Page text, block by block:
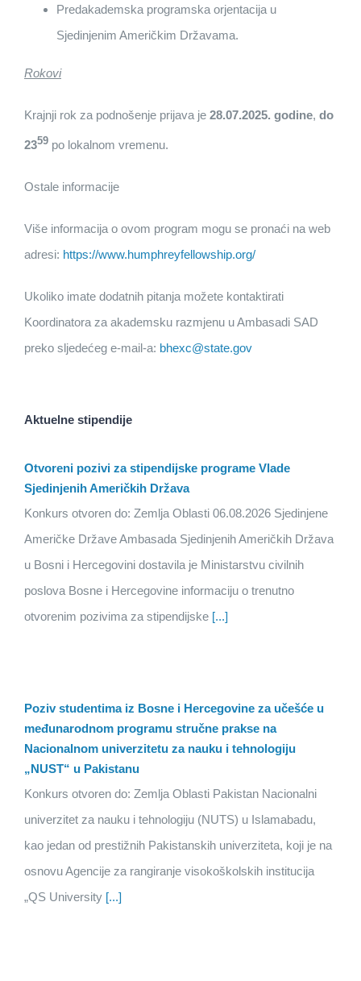
Predakademska programska orjentacija u
Sjedinjenim Američkim Državama.
Rokovi
Krajnji rok za podnošenje prijava je 28.07.2025. godine, do
2359 po lokalnom vremenu.
Ostale informacije
Više informacija o ovom program mogu se pronaći na web
adresi: https://www.humphreyfellowship.org/
Ukoliko imate dodatnih pitanja možete kontaktirati
Koordinatora za akademsku razmjenu u Ambasadi SAD
preko sljedećeg e-mail-a: bhexc@state.gov
Aktuelne stipendije
Otvoreni pozivi za stipendijske programe Vlade
Sjedinjenih Američkih Država
Konkurs otvoren do: Zemlja Oblasti 06.08.2026 Sjedinjene
Američke Države Ambasada Sjedinjenih Američkih Država
u Bosni i Hercegovini dostavila je Ministarstvu civilnih
poslova Bosne i Hercegovine informaciju o trenutno
otvorenim pozivima za stipendijske [...]
Poziv studentima iz Bosne i Hercegovine za učešće u
međunarodnom programu stručne prakse na
Nacionalnom univerzitetu za nauku i tehnologiju
„NUST“ u Pakistanu
Konkurs otvoren do: Zemlja Oblasti Pakistan Nacionalni
univerzitet za nauku i tehnologiju (NUTS) u Islamabadu,
kao jedan od prestižnih Pakistanskih univerziteta, koji je na
osnovu Agencije za rangiranje visokoškolskih institucija
„QS University [...]